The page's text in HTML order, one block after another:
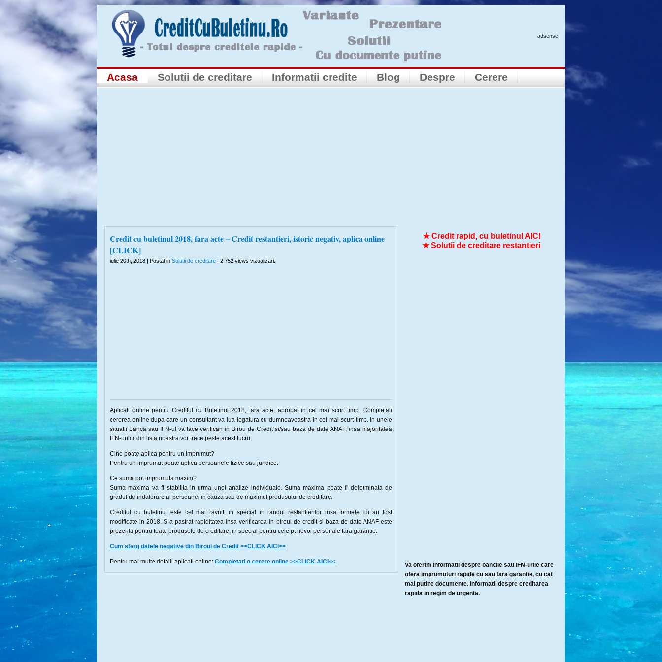
adsense
Acasa Solutii de creditare Informatii credite Blog Despre Cerere
Credit cu buletinul 2018, fara acte – Credit restantieri, istoric negativ, aplica online
[CLICK]
iulie 20th, 2018 | Postat in Solutii de creditare | 2.752 views vizualizari.
Aplicati online pentru Creditul cu Buletinul 2018, fara acte, aprobat in cel mai scurt timp. Completati
cererea online dupa care un consultant va lua legatura cu dumneavoastra in cel mai scurt timp. In unele
situatii Banca sau IFN-ul va face verificari in Birou de Credit si/sau baza de date ANAF, insa majoritatea
IFN-urilor din lista noastra vor trece peste acest lucru.
Cine poate aplica pentru un imprumut?
Pentru un imprumut poate aplica persoanele fizice sau juridice.
Ce suma pot imprumuta maxim?
Suma maxima va fi stabilita in urma unei analize individuale. Suma maxima poate fi determinata de
gradul de indatorare al persoanei in cauza sau de maximul produsului de creditare.
Creditul cu buletinul este cel mai ravnit, in special in randul restantierilor insa formele lui au fost
modificate in 2018. S-a pastrat rapiditatea insa verificarea in biroul de credit si baza de date ANAF este
prezenta pentru toate produsele de creditare, in special pentru cele pt nevoi personale fara garantie.
Cum sterg datele negative din Biroul de Credit >>CLICK AICI<<
Pentru mai multe detalii aplicati online: Completati o cerere online >>CLICK AICI<<
★ Credit rapid, cu buletinul AICI
★ Solutii de creditare restantieri
Va oferim informatii despre bancile sau IFN-urile care
ofera imprumuturi rapide cu sau fara garantie, cu cat
mai putine documente. Informatii despre creditarea
rapida in regim de urgenta.